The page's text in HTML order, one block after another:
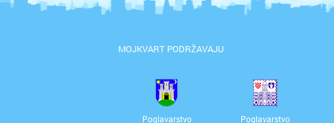
MOJKVART PODRŽAVAJU
Poglavarstvo Poglavarstvo